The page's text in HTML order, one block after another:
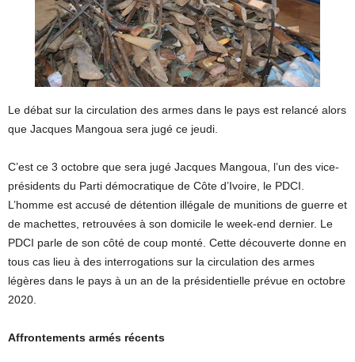
Le débat sur la circulation des armes dans le pays est relancé alors
que Jacques Mangoua sera jugé ce jeudi.
C’est ce 3 octobre que sera jugé Jacques Mangoua, l’un des vice-
présidents du Parti démocratique de Côte d’Ivoire, le PDCI.
L’homme est accusé de détention illégale de munitions de guerre et
de machettes, retrouvées à son domicile le week-end dernier. Le
PDCI parle de son côté de coup monté. Cette découverte donne en
tous cas lieu à des interrogations sur la circulation des armes
légères dans le pays à un an de la présidentielle prévue en octobre
2020.
Affrontements armés récents